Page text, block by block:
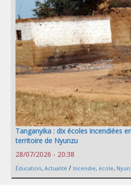
Tanganyika : dix écoles incendiées
territoire de Nyunzu
28/07/2026 - 20:38
Éducation, Actualité / Incendie, école,